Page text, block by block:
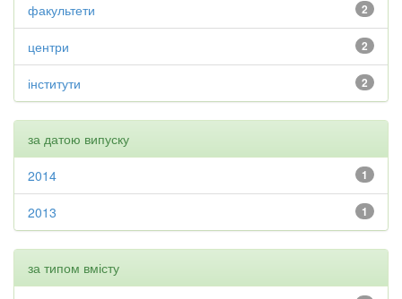
2
факультети
2
центри
2
інститути
за датою випуску
1
2014
1
2013
за типом вмісту